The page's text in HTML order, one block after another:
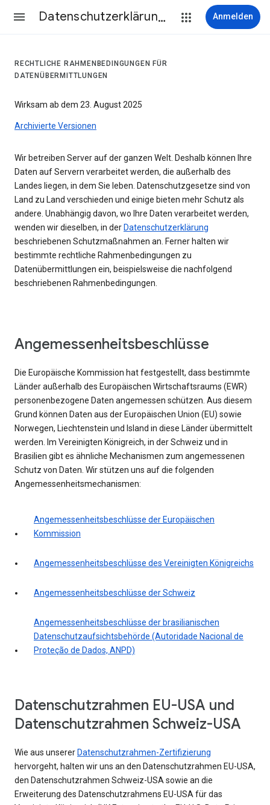
Datenschutzerklärung & Nutzungsbedingungen Anmelden
RECHTLICHE RAHMENBEDINGUNGEN FÜR
DATENÜBERMITTLUNGEN
Wirksam ab dem 23. August 2025
Archivierte Versionen
Wir betreiben Server auf der ganzen Welt. Deshalb können Ihre
Daten auf Servern verarbeitet werden, die außerhalb des
Landes liegen, in dem Sie leben. Datenschutzgesetze sind von
Land zu Land verschieden und einige bieten mehr Schutz als
andere. Unabhängig davon, wo Ihre Daten verarbeitet werden,
wenden wir dieselben, in der Datenschutzerklärung
beschriebenen Schutzmaßnahmen an. Ferner halten wir
bestimmte rechtliche Rahmenbedingungen zu
Datenübermittlungen ein, beispielsweise die nachfolgend
beschriebenen Rahmenbedingungen.
Angemessenheitsbeschlüsse
Die Europäische Kommission hat festgestellt, dass bestimmte
Länder außerhalb des Europäischen Wirtschaftsraums (EWR)
personenbezogene Daten angemessen schützen. Aus diesem
Grund können Daten aus der Europäischen Union (EU) sowie
Norwegen, Liechtenstein und Island in diese Länder übermittelt
werden. Im Vereinigten Königreich, in der Schweiz und in
Brasilien gibt es ähnliche Mechanismen zum angemessenen
Schutz von Daten. Wir stützen uns auf die folgenden
Angemessenheitsmechanismen:
Angemessenheitsbeschlüsse der Europäischen
Kommission
Angemessenheitsbeschlüsse des Vereinigten Königreichs
Angemessenheitsbeschlüsse der Schweiz
Angemessenheitsbeschlüsse der brasilianischen
Datenschutzaufsichtsbehörde (Autoridade Nacional de
Proteção de Dados, ANPD)
Datenschutzrahmen EU-USA und
Datenschutzrahmen Schweiz-USA
Wie aus unserer Datenschutzrahmen-Zertifizierung
hervorgeht, halten wir uns an den Datenschutzrahmen EU-USA,
den Datenschutzrahmen Schweiz-USA sowie an die
Erweiterung des Datenschutzrahmens EU-USA für das